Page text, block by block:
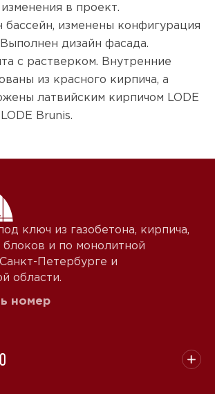
в проект.
бассейн, изменены конфигурация
дизайн фасада.
с растверком. Внутренние
из красного кирпича, а
латвийским кирпичом LODE
Brunis.
ключ из газобетона, кирпича,
блоков и по монолитной
Петербурге и
области.
номер